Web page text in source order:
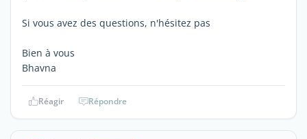
Si vous avez des questions, n'hésitez pas
Bien à vous
Bhavna
Réagir Répondre